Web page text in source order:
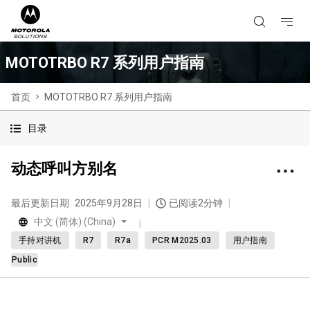
MOTOTRBO R7 系列用户指南
首页 MOTOTRBO R7 系列用户指南
目录
动态呼叫方别名
最后更新日期 2025年9月28日
已阅读2分钟
中文 (简体) (China)
手持对讲机 R7 R7a PCR M2025.03
用户指南
Public